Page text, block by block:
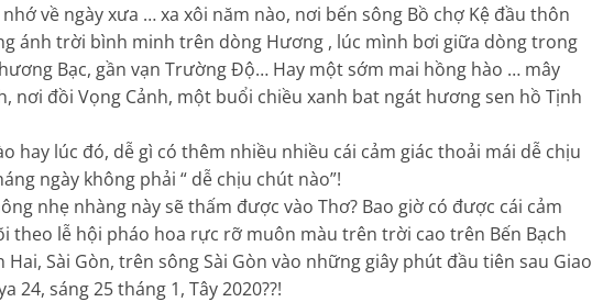
về ngày xưa … xa xôi năm nào, nơi bến sông Bồ chợ Kệ đầu thôn
ánh trời bình minh trên dòng Hương , lúc mình bơi giữa dòng trong
Bạc, gần vạn Trường Độ… Hay một sớm mai hồng hào … mây
nơi đồi Vọng Cảnh, một buổi chiều xanh bat ngát hương sen hồ Tịnh
hay lúc đó, dễ gì có thêm nhiều nhiều cái cảm giác thoải mái dễ chịu
ngày không phải “ dễ chịu chút nào”!
nhẹ nhàng này sẽ thấm được vào Thơ? Bao giờ có được cái cảm
theo lễ hội pháo hoa rực rỡ muôn màu trên trời cao trên Bến Bạch
Sài Gòn, trên sông Sài Gòn vào những giây phút đầu tiên sau Giao
sáng 25 tháng 1, Tây 2020??!